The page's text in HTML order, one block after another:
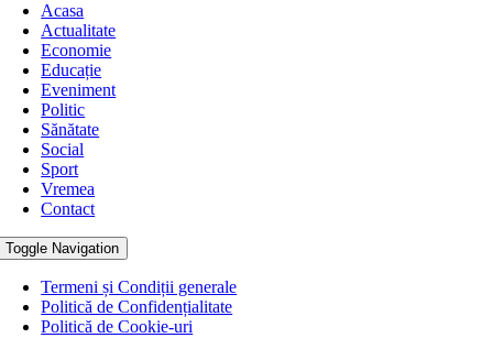
Acasa
Actualitate
Economie
Educație
Eveniment
Politic
Sănătate
Social
Sport
Vremea
Contact
Toggle Navigation
Termeni și Condiții generale
Politică de Confidențialitate
Politică de Cookie-uri